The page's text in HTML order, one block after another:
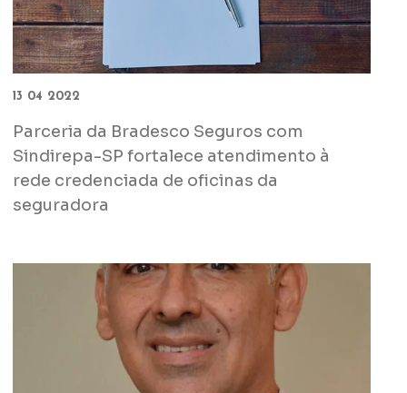
13 04 2022
Parceria da Bradesco Seguros com
Sindirepa-SP fortalece atendimento à
rede credenciada de oficinas da
seguradora